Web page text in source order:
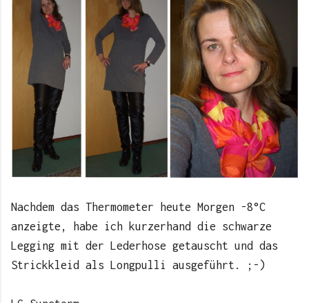
Nachdem das Thermometer heute Morgen -8°C
anzeigte, habe ich kurzerhand die schwarze
Legging mit der Lederhose getauscht und das
Strickkleid als Longpulli ausgeführt. ;-)